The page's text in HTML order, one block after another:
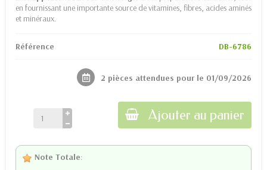
en fournissant une importante source de vitamines, fibres, acides aminés
et minéraux.
Référence DB-6786
2 pièces attendues pour le 01/09/2026
Ajouter au panier
Note Totale: